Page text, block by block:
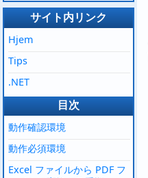
サイト内リンク
Hjem
Tips
.NET
目次
動作確認環境
動作必須環境
Excel ファイルから PDF フ